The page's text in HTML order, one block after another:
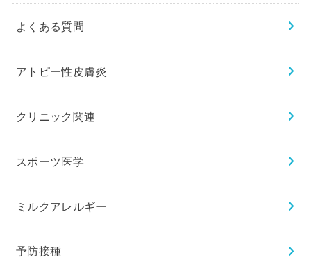
よくある質問
アトピー性皮膚炎
クリニック関連
スポーツ医学
ミルクアレルギー
予防接種